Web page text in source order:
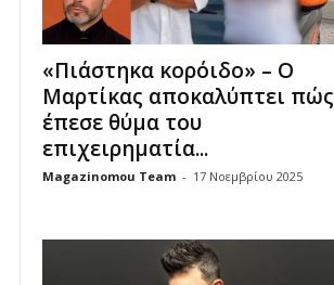
«Πιάστηκα κορόιδο» – Ο
Μαρτίκας αποκαλύπτει πώς
έπεσε θύμα του
επιχειρηματία...
Magazinomou Team - 17 Νοεμβρίου 2025